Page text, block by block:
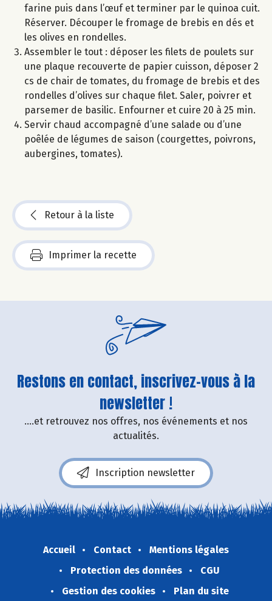
farine puis dans l’œuf et terminer par le quinoa cuit.
Réserver. Découper le fromage de brebis en dés et
les olives en rondelles.
Assembler le tout : déposer les filets de poulets sur
une plaque recouverte de papier cuisson, déposer 2
cs de chair de tomates, du fromage de brebis et des
rondelles d’olives sur chaque filet. Saler, poivrer et
parsemer de basilic. Enfourner et cuire 20 à 25 min.
Servir chaud accompagné d’une salade ou d’une
poêlée de légumes de saison (courgettes, poivrons,
aubergines, tomates).
Retour à la liste
Imprimer la recette
Restons en contact, inscrivez-vous à la
newsletter !
....et retrouvez nos offres, nos événements et nos
actualités.
Inscription newsletter
Accueil Contact
Mentions légales
Protection des données
CGU
Gestion des cookies
Plan du site